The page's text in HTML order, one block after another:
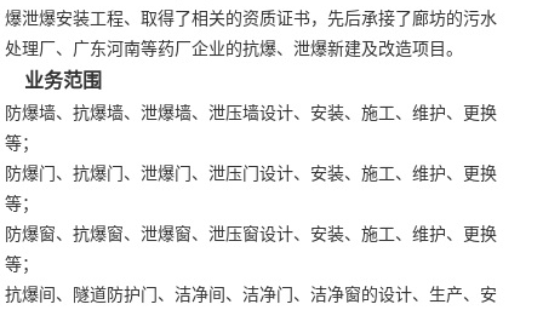
爆泄爆安装工程、取得了相关的资质证书，先后承接了廊坊的污水
处理厂、广东河南等药厂企业的抗爆、泄爆新建及改造项目。
业务范围
防爆墙、抗爆墙、泄爆墙、泄压墙设计、安装、施工、维护、更换
等；
防爆门、抗爆门、泄爆门、泄压门设计、安装、施工、维护、更换
等；
防爆窗、抗爆窗、泄爆窗、泄压窗设计、安装、施工、维护、更换
等；
抗爆间、隧道防护门、洁净间、洁净门、洁净窗的设计、生产、安